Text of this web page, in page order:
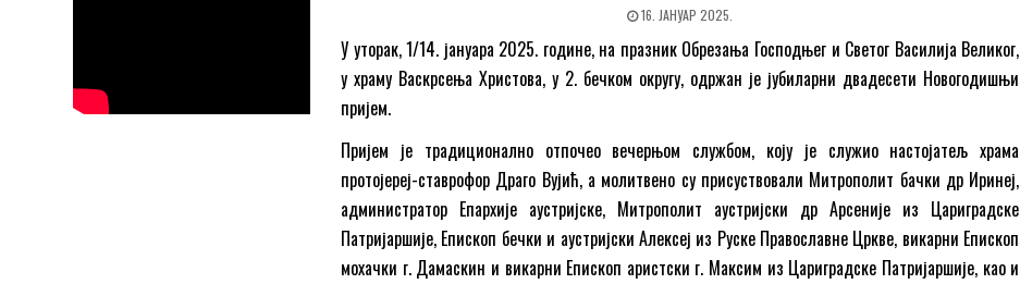
16. ЈАНУАР 2025.
У уторак, 1/14. јануара 2025. године, на празник Обрезања Господњег и Светог Василија Великог,
у храму Васкрсења Христова, у 2. бечком округу, одржан је јубиларни двадесети Новогодишњи
пријем.
Пријем је традиционално отпочео вечерњом службом, коју је служио настојатељ храма
протојереј-ставрофор Драго Вујић, а молитвено су присуствовали Митрополит бачки др Иринеј,
администратор Епархије аустријске, Митрополит аустријски др Арсеније из Цариградске
Патријаршије, Епископ бечки и аустријски Алексеј из Руске Православне Цркве, викарни Епископ
мохачки г. Дамаскин и викарни Епископ аристски г. Максим из Цариградске Патријаршије, као и